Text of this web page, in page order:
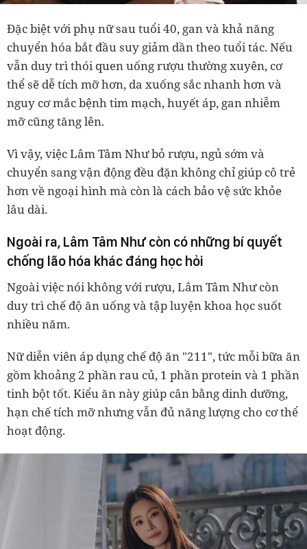
Đặc biệt với phụ nữ sau tuổi 40, gan và khả năng
chuyển hóa bắt đầu suy giảm dần theo tuổi tác. Nếu
vẫn duy trì thói quen uống rượu thường xuyên, cơ
thể sẽ dễ tích mỡ hơn, da xuống sắc nhanh hơn và
nguy cơ mắc bệnh tim mạch, huyết áp, gan nhiễm
mỡ cũng tăng lên.
Vì vậy, việc Lâm Tâm Như bỏ rượu, ngủ sớm và
chuyển sang vận động đều đặn không chỉ giúp cô trẻ
hơn về ngoại hình mà còn là cách bảo vệ sức khỏe
lâu dài.
Ngoài ra, Lâm Tâm Như còn có những bí quyết
chống lão hóa khác đáng học hỏi
Ngoài việc nói không với rượu, Lâm Tâm Như còn
duy trì chế độ ăn uống và tập luyện khoa học suốt
nhiều năm.
Nữ diễn viên áp dụng chế độ ăn "211", tức mỗi bữa ăn
gồm khoảng 2 phần rau củ, 1 phần protein và 1 phần
tinh bột tốt. Kiểu ăn này giúp cân bằng dinh dưỡng,
hạn chế tích mỡ nhưng vẫn đủ năng lượng cho cơ thể
hoạt động.